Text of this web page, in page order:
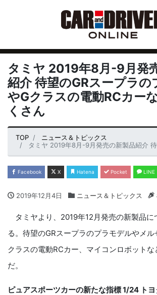
タミヤ 2019年8月-9月発
紹介 待望のGRスープラの
やGクラスの電動RCカー
くさん
TOP
ニュース＆トピックス
タミヤ 2019年8月-9月発売の新製品紹介 待望のGRスープラのプラモデルやGクラス
Facebook X Hatena Pocket LINE
2019年12月4日 ニュース＆トピックス
タミヤより、2019年12月発売の新製品に
る。待望のGRスープラのプラモデルやメ
クラスの電動RCカー、マイコンロボット
だ。
ピュアスポーツカーの新たな指標1/24 トヨ